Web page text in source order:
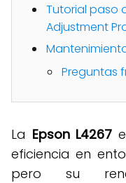
Tutorial paso
Adjustment
Preguntas
La Epson L4267
eficiencia en
pero su